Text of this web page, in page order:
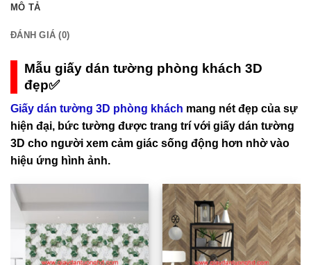
MÔ TẢ
ĐÁNH GIÁ (0)
Mẫu giấy dán tường phòng khách 3D
đẹp✅
Giấy dán tường 3D phòng khách mang nét đẹp của sự
hiện đại, bức tường được trang trí với giấy dán tường
3D cho người xem cảm giác sống động hơn nhờ vào
hiệu ứng hình ảnh.